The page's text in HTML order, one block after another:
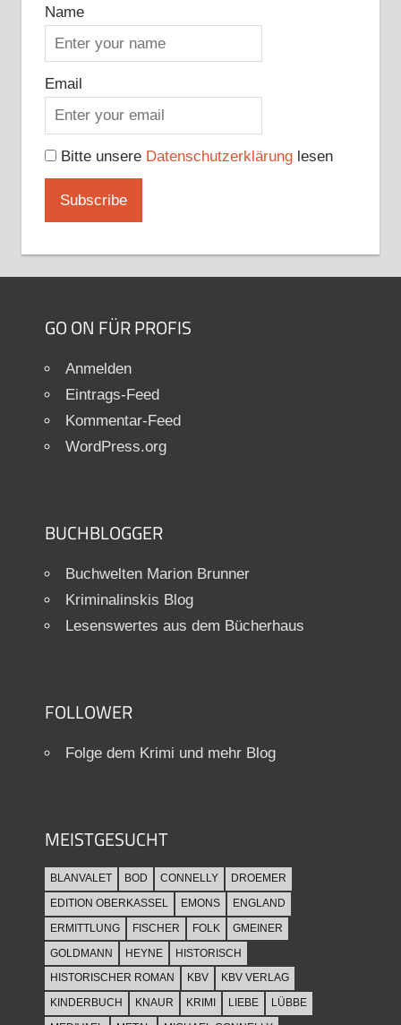
Name
Email
Bitte unsere Datenschutzerklärunglesen
GO ON FÜR PROFIS
Anmelden
Eintrags-Feed
Kommentar-Feed
WordPress.org
BUCHBLOGGER
Buchwelten Marion Brunner
Kriminalinskis Blog
Lesenswertes aus dem Bücherhaus
FOLLOWER
Folge dem Krimi und mehr Blog
MEISTGESUCHT
BLANVALET BOD CONNELLY
DROEMER
EDITION OBERKASSEL
EMONS
ENGLAND
ERMITTLUNG
FISCHER FOLK
GMEINER
GOLDMANN
HEYNE
HISTORISCH
HISTORISCHER ROMAN
KBV
KBV VERLAG
KINDERBUCH
KNAUR KRIMI LIEBE
LÜBBE